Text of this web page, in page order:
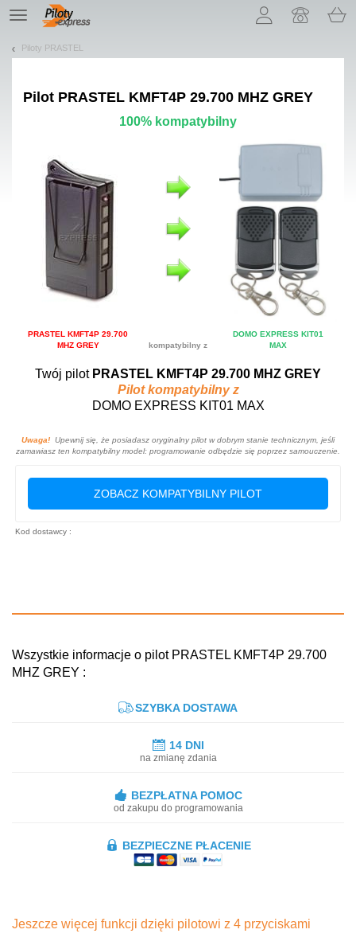
TE
navigation
Piloty PRASTEL
Pilot PRASTEL KMFT4P 29.700 MHZ GREY
100% kompatybilny
PRASTEL KMFT4P 29.700
MHZ GREY
kompatybilny z
DOMO EXPRESS KIT01
MAX
Twój pilot PRASTEL KMFT4P 29.700 MHZ GREY
Pilot kompatybilny z
DOMO EXPRESS KIT01 MAX
Uwaga! Upewnij się, że posiadasz oryginalny pilot w dobrym stanie technicznym, jeśli
zamawiasz ten kompatybilny model: programowanie odbędzie się poprzez samouczenie.
ZOBACZ KOMPATYBILNY PILOT
Kod dostawcy :
Wszystkie informacje o pilot PRASTEL KMFT4P 29.700
MHZ GREY :
SZYBKA DOSTAWA
14 DNI
na zmianę zdania
BEZPŁATNA POMOC
od zakupu do programowania
BEZPIECZNE PŁACENIE
Jeszcze więcej funkcji dzięki pilotowi z 4 przyciskami
Pozwól, że przedstawimy nasze ciasteczka!